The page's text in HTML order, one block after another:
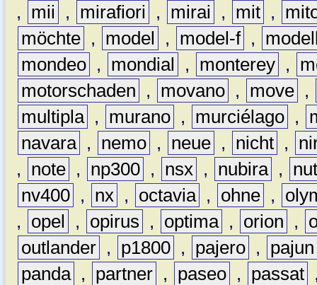
,
mii , mirafiori , mirai , mit ,
möchte , model , model-f ,
mondeo , mondial , monterey ,
motorschaden
, movano , move ,
multipla , murano , murciélago ,
navara , nemo , neue , nicht ,
,
note , np300 , nsx , nubira ,
nv400 , nx , octavia , ohne ,
,
opel , opirus , optima , orion ,
outlander , p1800 , pajero ,
pajun
panda , partner , paseo , passat